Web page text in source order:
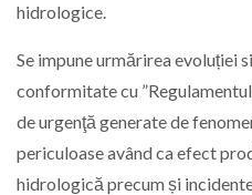
hidrologice.
Se impune urmărirea evoluției
conformitate cu
de urgenţă generate de
periculoase având ca efect
hidrologică precum și